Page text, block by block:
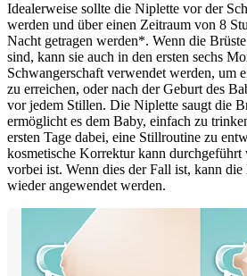
Idealerweise sollte die Niplette vor der
werden und über einen Zeitraum von 8
Nacht getragen werden*. Wenn die
sind, kann sie auch in den ersten sechs
Schwangerschaft verwendet werden, um
zu erreichen, oder nach der Geburt des
vor jedem Stillen. Die Niplette saugt die
ermöglicht es dem Baby, einfach zu
ersten Tage dabei, eine Stillroutine zu
kosmetische Korrektur kann
vorbei ist. Wenn dies der Fall ist, kann
wieder angewendet werden.